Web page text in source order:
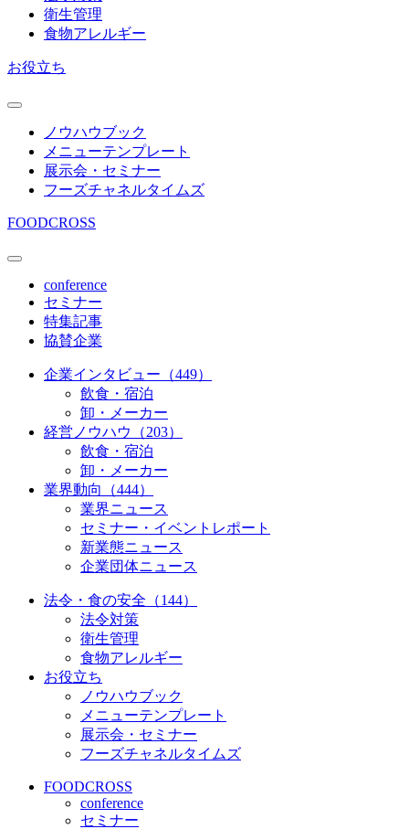
衛生管理
食物アレルギー
お役立ち
ノウハウブック
メニューテンプレート
展示会・セミナー
フーズチャネルタイムズ
FOODCROSS
conference
セミナー
特集記事
協賛企業
企業インタビュー（449）
飲食・宿泊
卸・メーカー
経営ノウハウ（203）
飲食・宿泊
卸・メーカー
業界動向（444）
業界ニュース
セミナー・イベントレポート
新業態ニュース
企業団体ニュース
法令・食の安全（144）
法令対策
衛生管理
食物アレルギー
お役立ち
ノウハウブック
メニューテンプレート
展示会・セミナー
フーズチャネルタイムズ
FOODCROSS
conference
セミナー